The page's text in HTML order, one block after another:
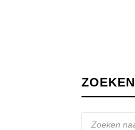
ZOEKEN
Producten